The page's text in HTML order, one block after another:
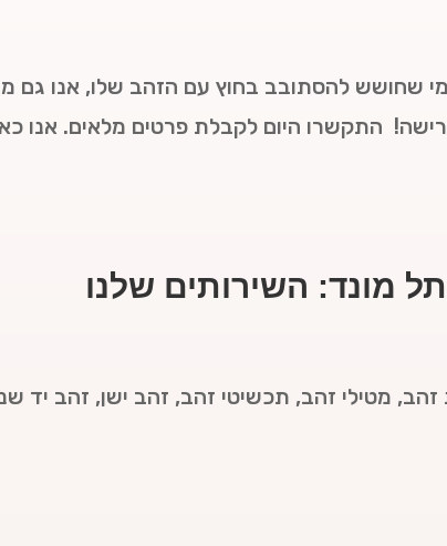
שחושש להסתובב בחוץ עם הזהב שלו, אנו גם
התקשרו היום לקבלת פרטים מלאים. אנו
מונד: השירותים שלנו
מטילי זהב, תכשיטי זהב, זהב ישן, זהב יד